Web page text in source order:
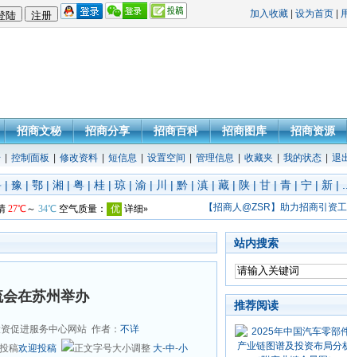
加入收藏 设为首页
招商文秘 招商分享 招商百科 招商图库 招商资源
控制面板 修改资料 短信息 设置空间 管理信息 收藏夹 我的状态 退
| 豫 | 鄂 | 湘 | 粤 | 桂 | 琼 | 渝 | 川 | 黔 | 滇 | 藏 | 陕 | 甘 | 青 | 宁 | 新 |
【招商人@ZSR】助力招商引资
在苏州举办
促进服务中心网站 作者： 不详
欢迎投稿 大-中-小
站内搜索
推荐阅读